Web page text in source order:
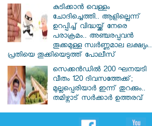
കുടിക്കാൻ വെള്ളം
ചോദിച്ചെത്തി.. ആളില്ലെന്ന്
ഉറപ്പിച്ച് വിദ്ധയ്ക്ക് നേരെ
പരാക്രമം.. അഞ്ചരപ്പവൻ
തൂക്കമുള്ള സ്വർണ്ണമാല ലക്ഷ്യം..
പ്രതിയെ തൂക്കിയെടുത്ത് പോലീസ്
സെക്കൻഡിൽ 200 ഘനയടി
വീതം 120 ദിവസത്തേക്ക്;
മുല്ലപ്പെരിയാർ ഇന്ന് തുറക്കും..
തമിഴ്നാട് സർക്കാർ ഉത്തരവ്